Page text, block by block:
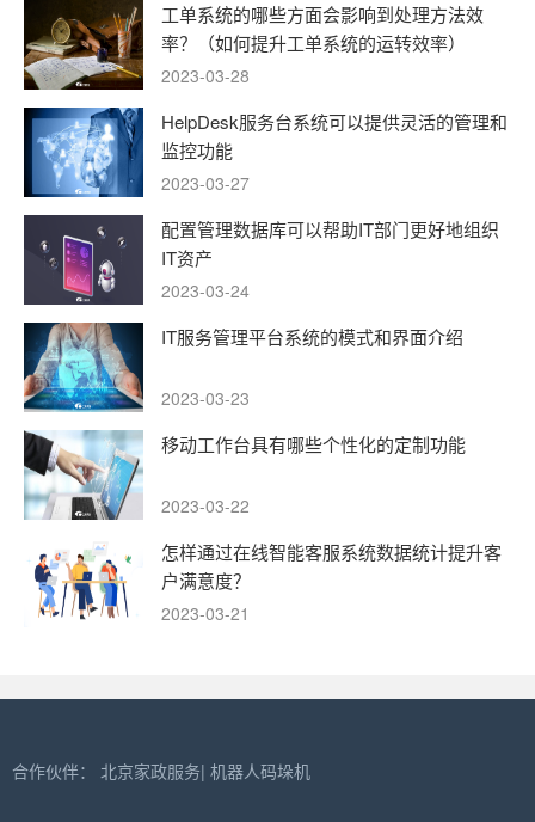
工单系统的哪些方面会影响到处理方法效
率？（如何提升工单系统的运转效率）
2023-03-28
HelpDesk服务台系统可以提供灵活的管理和
监控功能
2023-03-27
配置管理数据库可以帮助IT部门更好地组织
IT资产
2023-03-24
IT服务管理平台系统的模式和界面介绍
2023-03-23
移动工作台具有哪些个性化的定制功能
2023-03-22
怎样通过在线智能客服系统数据统计提升客
户满意度？
2023-03-21
合作伙伴： 北京家政服务| 机器人码垛机